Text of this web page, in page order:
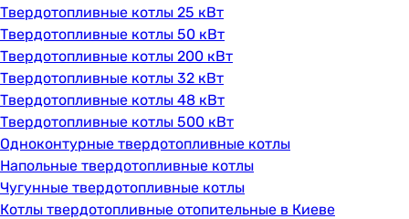
Твердотопливные котлы 25 кВт
Твердотопливные котлы 50 кВт
Твердотопливные котлы 200 кВт
Твердотопливные котлы 32 кВт
Твердотопливные котлы 48 кВт
Твердотопливные котлы 500 кВт
Одноконтурные твердотопливные котлы
Напольные твердотопливные котлы
Чугунные твердотопливные котлы
Котлы твердотопливные отопительные в Киеве